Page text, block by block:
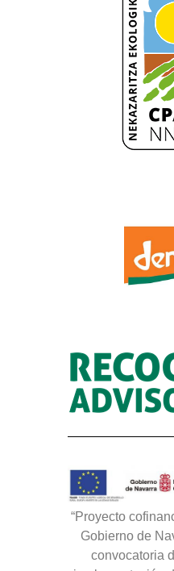
“Proyecto
Gobierno de
convocatoria